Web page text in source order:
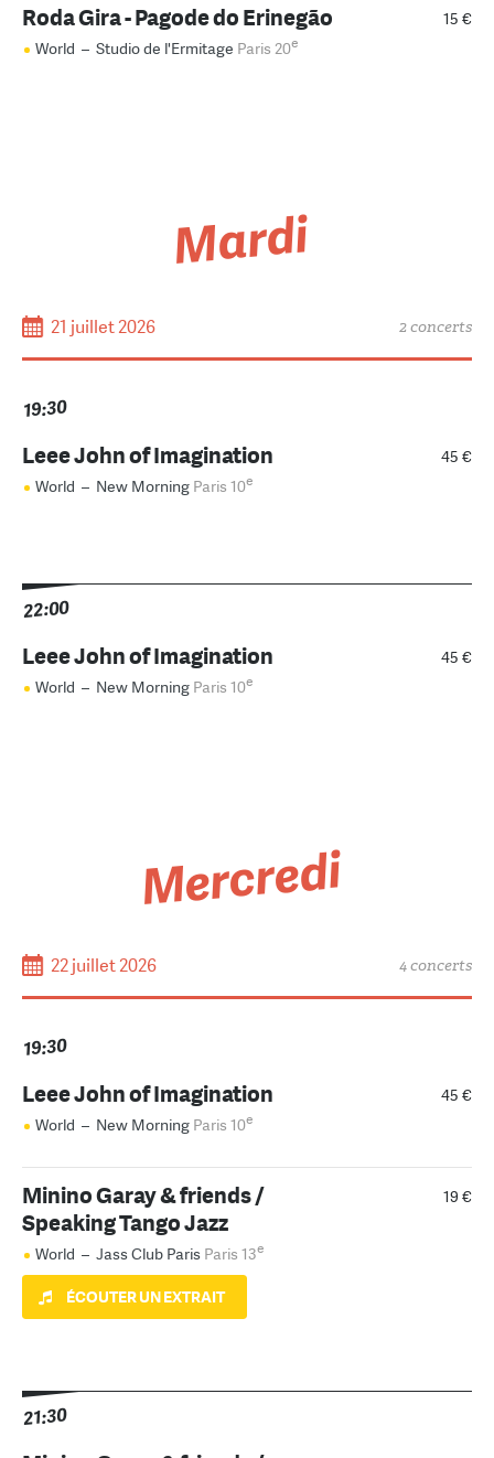
15 €
Roda Gira - Pagode do Erinegão
World – Studio de l'Ermitage Paris 20e
Mardi
21 juillet 2026 2 concerts
19:30
45 €
Leee John of Imagination
World – New Morning Paris 10e
22:00
45 €
Leee John of Imagination
World – New Morning Paris 10e
Mercredi
22 juillet 2026 4 concerts
19:30
45 €
Leee John of Imagination
World – New Morning Paris 10e
19 €
Minino Garay & friends /
Speaking Tango Jazz
World – Jass Club Paris Paris 13e
ÉCOUTER UN EXTRAIT
21:30